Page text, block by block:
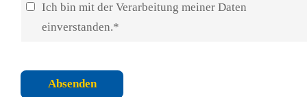
Ich bin mit der Verarbeitung meiner Daten
einverstanden.*
Absenden